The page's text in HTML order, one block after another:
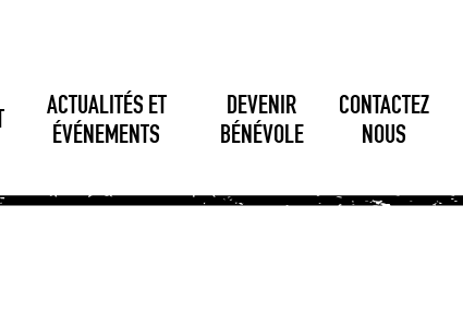
ACTUALITÉS ET
ÉVÉNEMENTS
DEVENIR
BÉNÉVOLE
CONTACTEZ
NOUS